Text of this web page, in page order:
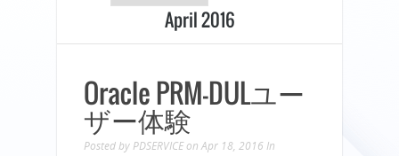
简体中文 English
April 2016
Oracle PRM-DULユー
ザー体験
Posted by PDSERVICE on Apr 18, 2016 In